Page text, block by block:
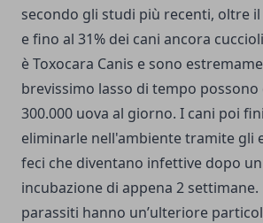
secondo gli studi più recenti, oltre il
e fino al 31% dei cani ancora
èToxocara Canis e sono
brevissimo lasso di tempo
300.000 uova al giorno. I cani poi
eliminarle nell'ambiente tramite gli
feci che diventano infettive dopo
incubazione di appena 2 settimane.
parassiti hanno un’ulteriore